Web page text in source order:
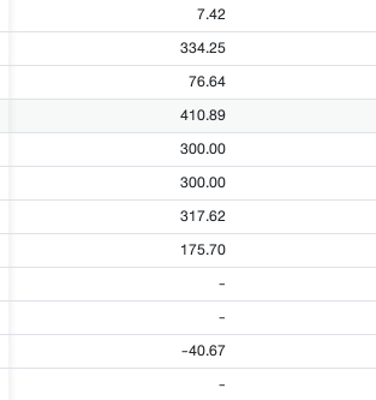
7.42
334.25
76.64
410.89
300.00
300.00
317.62
175.70
-
-
-40.67
-